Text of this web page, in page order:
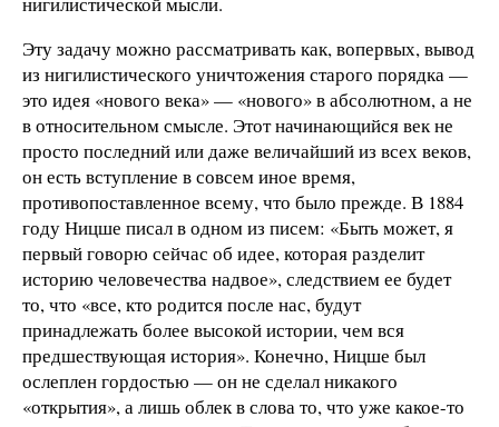
Эту задачу можно рассматривать как, вопервых, вывод
из нигилистического уничтожения старого порядка —
это идея «нового века» — «нового» в абсолютном, а не
в относительном смысле. Этот начинающийся век не
просто последний или даже величайший из всех веков,
он есть вступление в совсем иное время,
противопоставленное всему, что было прежде. В 1884
году Ницше писал в одном из писем: «Быть может, я
первый говорю сейчас об идее, которая разделит
историю человечества надвое», следствием ее будет
то, что «все, кто родится после нас, будут
принадлежать более высокой истории, чем вся
предшествующая история». Конечно, Ницше был
ослеплен гордостью — он не сделал никакого
«открытия», а лишь облек в слова то, что уже какое-то